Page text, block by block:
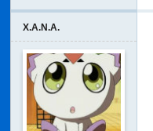
X.A.N.A.